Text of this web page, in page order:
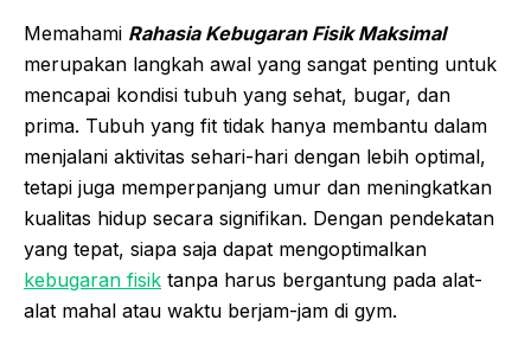
Memahami Rahasia Kebugaran Fisik Maksimal
merupakan langkah awal yang sangat penting untuk
mencapai kondisi tubuh yang sehat, bugar, dan
prima. Tubuh yang fit tidak hanya membantu dalam
menjalani aktivitas sehari-hari dengan lebih optimal,
tetapi juga memperpanjang umur dan meningkatkan
kualitas hidup secara signifikan. Dengan pendekatan
yang tepat, siapa saja dapat mengoptimalkan
kebugaran fisik tanpa harus bergantung pada alat-
alat mahal atau waktu berjam-jam di gym.